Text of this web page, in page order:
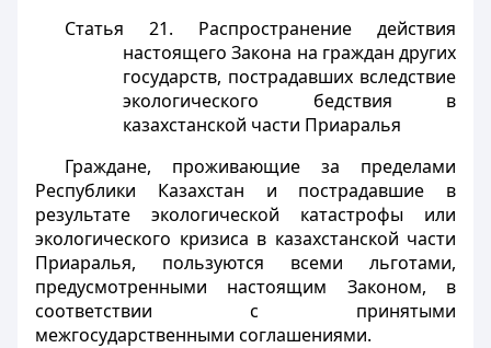
Статья 21. Распространение действия
настоящего Закона на граждан других
государств, пострадавших вследствие
экологического бедствия в
казахстанской части Приаралья
Граждане, проживающие за пределами
Республики Казахстан и пострадавшие в
результате экологической катастрофы или
экологического кризиса в казахстанской части
Приаралья, пользуются всеми льготами,
предусмотренными настоящим Законом, в
соответствии с принятыми
межгосударственными соглашениями.